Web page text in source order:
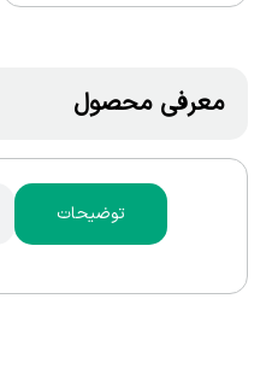
معرفی محصول
توضیحات